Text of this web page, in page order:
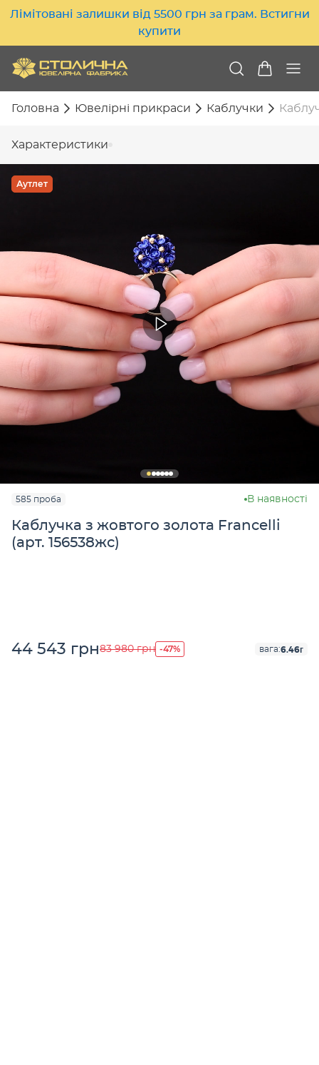
Лімітовані залишки від 5500 грн за грам. Встигни
купити
Головна Ювелірні прикраси Каблучки
Характеристики
Аутлет
585 проба В наявності
Каблучка з жовтого золота Francelli
(арт. 156538жс)
44 543 грн83 980 грн -47% вага:6.46г